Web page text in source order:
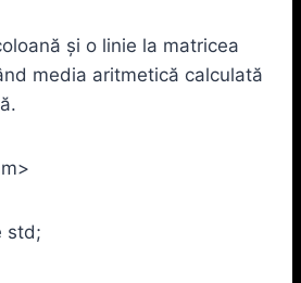
și o linie la matricea
media aritmetică calculată
std;